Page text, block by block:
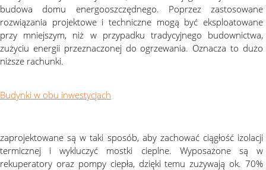
budowa domu energooszczędnego. Poprzez zastosowane
rozwiązania projektowe i techniczne mogą być eksploatowane
przy mniejszym, niż w przypadku tradycyjnego budownictwa,
zużyciu energii przeznaczonej do ogrzewania. Oznacza to dużo
niższe rachunki.
Budynki w obu inwestycjach
zaprojektowane są w taki sposób, aby zachować ciągłość izolacji
termicznej i wykluczyć mostki cieplne. Wyposażone są w
rekuperatory oraz pompy ciepła, dzięki temu zużywają ok. 70%